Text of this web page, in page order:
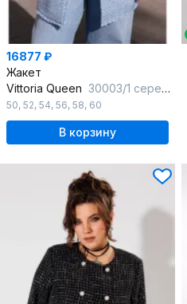
16877 ₽
Жакет
Vittoria Queen 30003/1 серебристо-голубой
50, 52, 54, 56, 58, 60
В корзину